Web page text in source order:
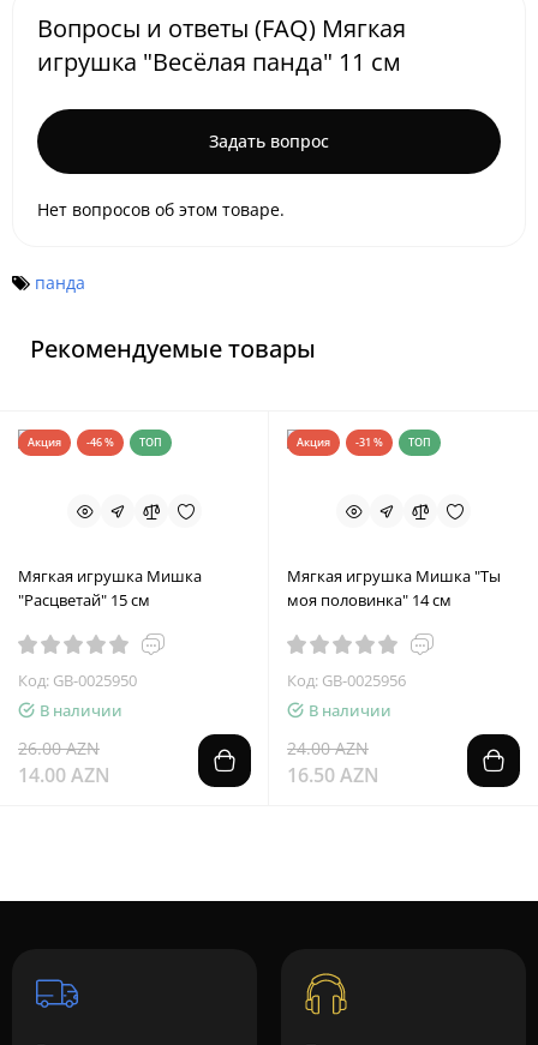
Вопросы и ответы (FAQ) Мягкая
игрушка "Весёлая панда" 11 см
Задать вопрос
Нет вопросов об этом товаре.
панда
Рекомендуемые товары
Акция -46 % ТОП
Мягкая игрушка Мишка
"Расцветай" 15 см
Код: GB-0025950
В наличии
26.00 AZN
14.00 AZN
Акция -31 % ТОП
Мягкая игрушка Мишка "Ты
моя половинка" 14 см
Код: GB-0025956
В наличии
24.00 AZN
16.50 AZN